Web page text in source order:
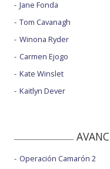
Jane Fonda
Tom Cavanagh
Winona Ryder
Carmen Ejogo
Kate Winslet
Kaitlyn Dever
Operación Camarón 2